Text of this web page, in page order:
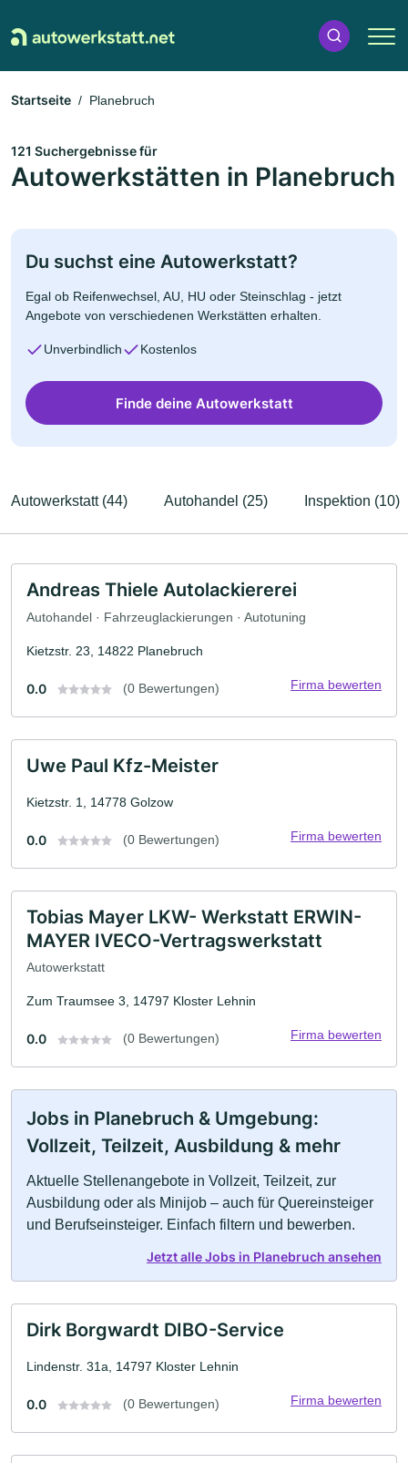
Startseite Planebruch
121 Suchergebnisse für
Autowerkstätten in Planebruch
Du suchst eine Autowerkstatt?
Egal ob Reifenwechsel, AU, HU oder Steinschlag - jetzt
Angebote von verschiedenen Werkstätten erhalten.
Unverbindlich Kostenlos
Finde deine Autowerkstatt
Autowerkstatt (44) Autohandel (25) Inspektion (10)
Andreas Thiele Autolackiererei
Autohandel · Fahrzeuglackierungen · Autotuning
Kietzstr. 23, 14822 Planebruch
0.0 (0 Bewertungen) Firma bewerten
Uwe Paul Kfz-Meister
Kietzstr. 1, 14778 Golzow
0.0 (0 Bewertungen) Firma bewerten
Tobias Mayer LKW- Werkstatt ERWIN-
MAYER IVECO-Vertragswerkstatt
Autowerkstatt
Zum Traumsee 3, 14797 Kloster Lehnin
0.0 (0 Bewertungen) Firma bewerten
Jobs in Planebruch & Umgebung:
Vollzeit, Teilzeit, Ausbildung & mehr
Aktuelle Stellenangebote in Vollzeit, Teilzeit, zur
Ausbildung oder als Minijob – auch für Quereinsteiger
und Berufseinsteiger. Einfach filtern und bewerben.
Jetzt alle Jobs in Planebruch ansehen
Dirk Borgwardt DIBO-Service
Lindenstr. 31a, 14797 Kloster Lehnin
0.0 (0 Bewertungen) Firma bewerten